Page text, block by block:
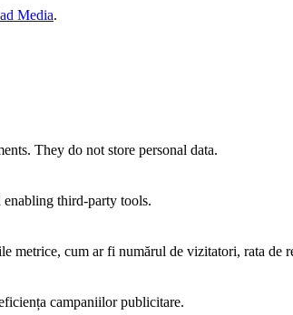
Media.
They do not store personal data.
third-party tools.
cum ar fi numărul de vizitatori, rata de
campaniilor publicitare.